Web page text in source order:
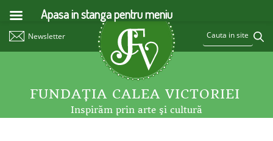
Newsletter
FUNDAŢIA CALEA VICTORIEI
Inspirăm prin arte şi cultură
Apasa in stanga pentru meniu